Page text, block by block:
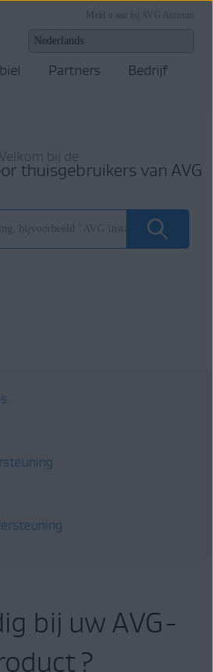
Meld u aan bij AVG Account
Partners
Bedrijf
bij de
thuisgebruikers van AVG
bij uw AVG-
?